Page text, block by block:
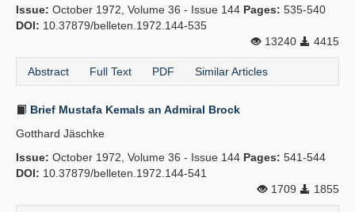
Issue: October 1972, Volume 36 - Issue 144 Pages: 535-540
DOI: 10.37879/belleten.1972.144-535
13240
4415
Abstract Full Text PDF Similar Articles
Brief Mustafa Kemals an Admiral Brock
Gotthard Jäschke
Issue: October 1972, Volume 36 - Issue 144 Pages: 541-544
DOI: 10.37879/belleten.1972.144-541
1709
1855